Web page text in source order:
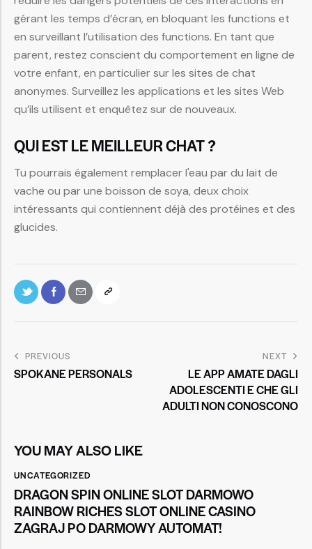
gérant les temps d’écran, en bloquant les functions et
en surveillant l’utilisation des functions. En tant que
parent, restez conscient du comportement en ligne de
votre enfant, en particulier sur les sites de chat
anonymes. Surveillez les applications et les sites Web
qu’ils utilisent et enquêtez sur de nouveaux.
QUI EST LE MEILLEUR CHAT ?
Tu pourrais également remplacer l'eau par du lait de
vache ou par une boisson de soya, deux choix
intéressants qui contiennent déjà des protéines et des
glucides.
PREVIOUS
SPOKANE PERSONALS
NEXT
LE APP AMATE DAGLI
ADOLESCENTI E CHE GLI
ADULTI NON CONOSCONO
YOU MAY ALSO LIKE
UNCATEGORIZED
DRAGON SPIN ONLINE SLOT DARMOWO
RAINBOW RICHES SLOT ONLINE CASINO
ZAGRAJ PO DARMOWY AUTOMAT!